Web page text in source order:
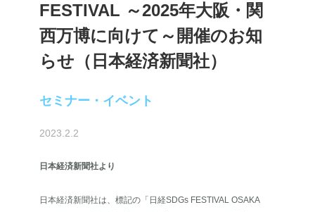
FESTIVAL ～2025年大阪・関
西万博に向けて～開催のお知
らせ（日本経済新聞社）
セミナー・イベント
2023.2.2
日本経済新聞社より
日本経済新聞社は、標記の「日経SDGs FESTIVAL OSAKA